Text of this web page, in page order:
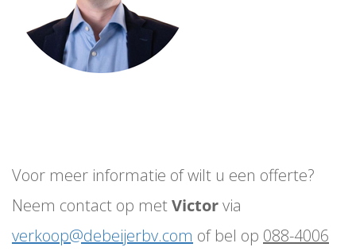
Voor meer informatie of wilt u een offerte?
Neem contact op metVictorvia
verkoop@debeijerbv.com of bel op 088-4006